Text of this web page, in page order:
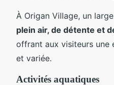
À Origan Village, un
plein air, de détente et
offrant aux visiteurs une
et variée.
Activités aquatiques